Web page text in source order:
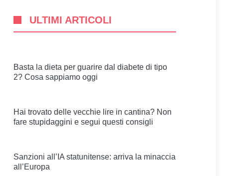
ULTIMI ARTICOLI
Basta la dieta per guarire dal diabete di tipo
2? Cosa sappiamo oggi
Hai trovato delle vecchie lire in cantina? Non
fare stupidaggini e segui questi consigli
Sanzioni all’IA statunitense: arriva la minaccia
all’Europa